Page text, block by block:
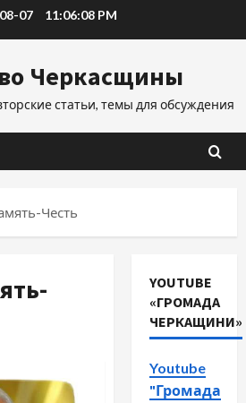
07 11:06:09 PM
Черкасщины
статьи, темы для обсуждения
Честь
YOUTUBE
«ГРОМАДА
ЧЕРКАЩИНИ»
Youtube
"Громада